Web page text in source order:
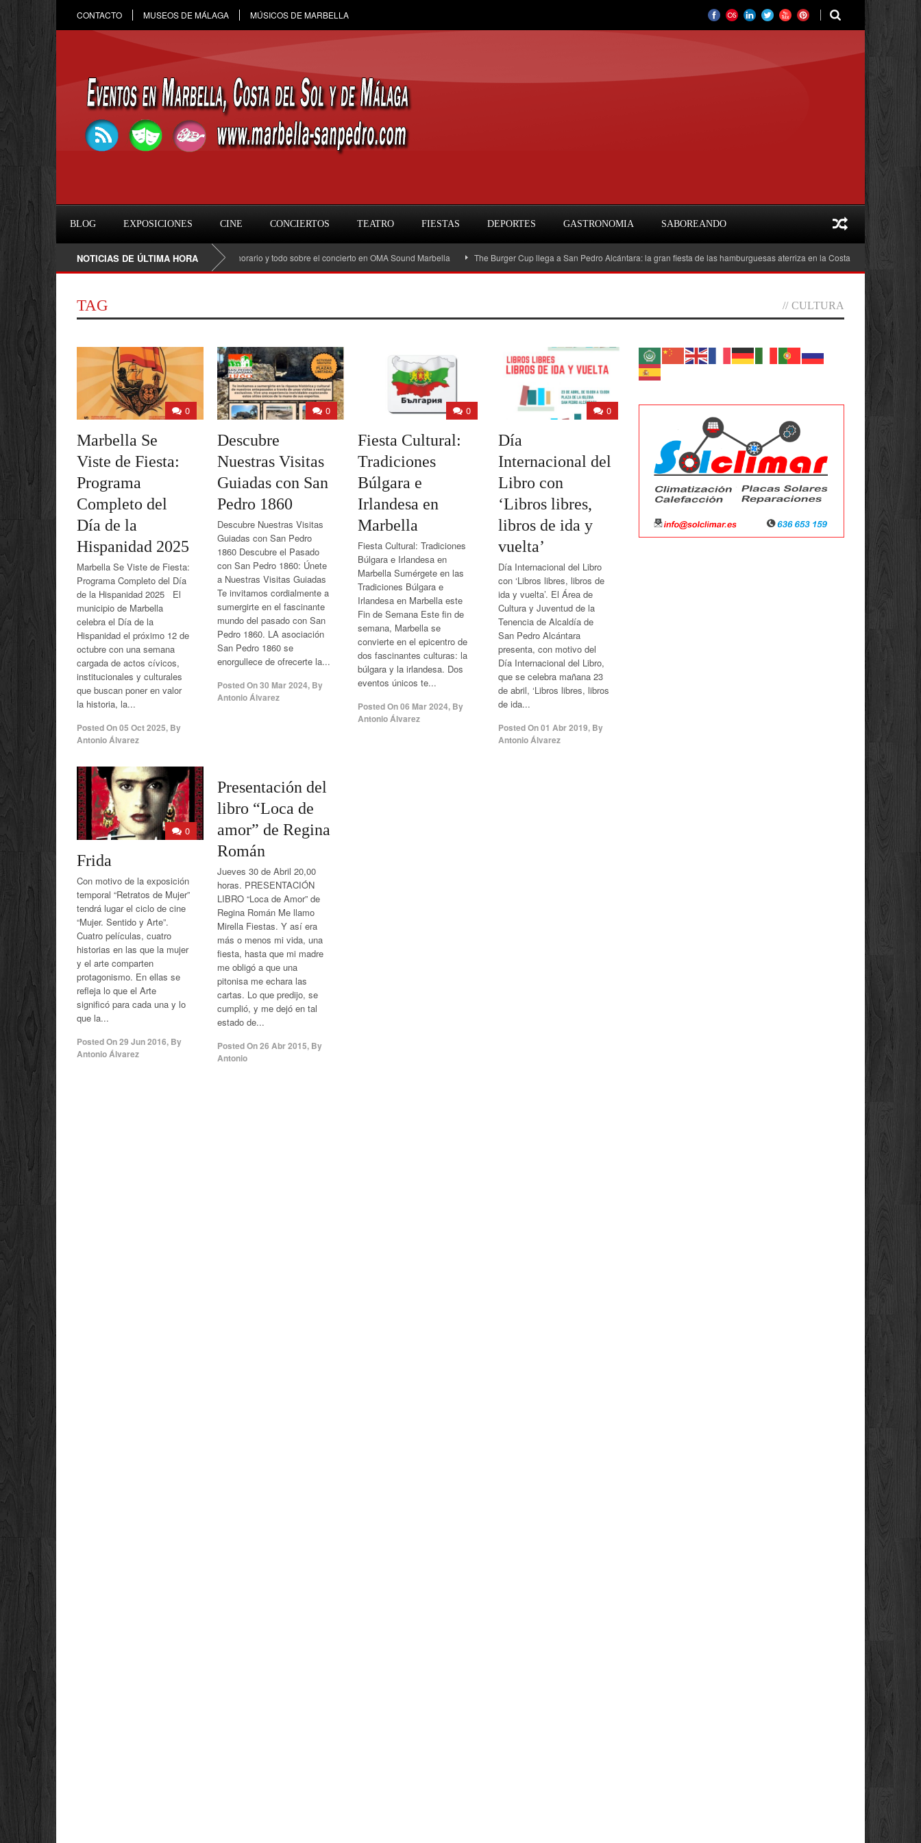
CONTACTO MUSEOS DE MÁLAGA MÚSICOS DE MARBELLA
BLOG EXPOSICIONES CINE CONCIERTOS TEATRO FIESTAS DEPORTES GASTRONOMIA SABOREANDO
NOTICIAS DE ÚLTIMA HORA
Raule en Marbella 2026: fecha, entradas, horario y todo sobre el concierto en OMA Sound Marbella The Burger Cup llega a San Pedro Alcántara: la gran fiesta de las hamburguesas aterriza en la Costa del Sol
TAG // CULTURA
0
Marbella Se
Viste de Fiesta:
Programa
Completo del
Día de la
Hispanidad 2025
Marbella Se Viste de Fiesta:
Programa Completo del Día
de la Hispanidad 2025 El
municipio de Marbella
celebra el Día de la
Hispanidad el próximo 12 de
octubre con una semana
cargada de actos cívicos,
institucionales y culturales
que buscan poner en valor
la historia, la...
Posted On05 Oct 2025, By
Antonio Álvarez
0
Descubre
Nuestras Visitas
Guiadas con San
Pedro 1860
Descubre Nuestras Visitas
Guiadas con San Pedro
1860 Descubre el Pasado
con San Pedro 1860: Únete
a Nuestras Visitas Guiadas
Te invitamos cordialmente a
sumergirte en el fascinante
mundo del pasado con San
Pedro 1860. LA asociación
San Pedro 1860 se
enorgullece de ofrecerte la...
Posted On30 Mar 2024, By
Antonio Álvarez
0
Fiesta Cultural:
Tradiciones
Búlgara e
Irlandesa en
Marbella
Fiesta Cultural: Tradiciones
Búlgara e Irlandesa en
Marbella Sumérgete en las
Tradiciones Búlgara e
Irlandesa en Marbella este
Fin de Semana Este fin de
semana, Marbella se
convierte en el epicentro de
dos fascinantes culturas: la
búlgara y la irlandesa. Dos
eventos únicos te...
Posted On06 Mar 2024, By
Antonio Álvarez
0
Día
Internacional del
Libro con
‘Libros libres,
libros de ida y
vuelta’
Día Internacional del Libro
con ‘Libros libres, libros de
ida y vuelta’. El Área de
Cultura y Juventud de la
Tenencia de Alcaldía de
San Pedro Alcántara
presenta, con motivo del
Día Internacional del Libro,
que se celebra mañana 23
de abril, ‘Libros libres, libros
de ida...
Posted On01 Abr 2019, By
Antonio Álvarez
0
Frida
Con motivo de la exposición
temporal “Retratos de Mujer”
tendrá lugar el ciclo de cine
“Mujer. Sentido y Arte”.
Cuatro películas, cuatro
historias en las que la mujer
y el arte comparten
protagonismo. En ellas se
refleja lo que el Arte
significó para cada una y lo
que la...
Posted On29 Jun 2016, By
Antonio Álvarez
Presentación del
libro “Loca de
amor” de Regina
Román
Jueves 30 de Abril 20,00
horas. PRESENTACIÓN
LIBRO “Loca de Amor” de
Regina Román Me llamo
Mirella Fiestas. Y así era
más o menos mi vida, una
fiesta, hasta que mi madre
me obligó a que una
pitonisa me echara las
cartas. Lo que predijo, se
cumplió, y me dejó en tal
estado de...
Posted On26 Abr 2015, By
Antonio